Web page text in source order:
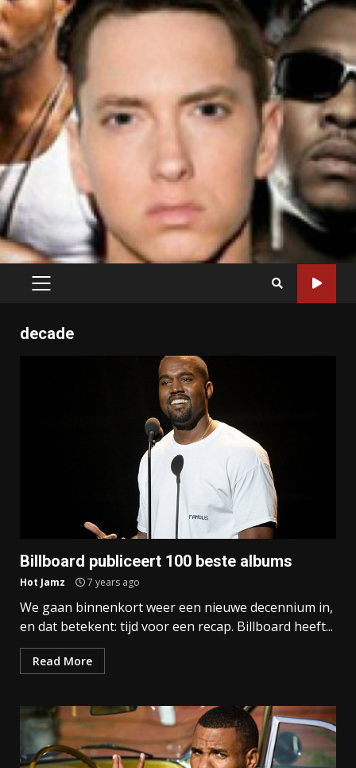
PRIMARY
decade
Billboard publiceert 100 beste albums
Hot Jamz 7 years ago
We gaan binnenkort weer een nieuwe decennium in,
en dat betekent: tijd voor een recap. Billboard heeft...
Read More